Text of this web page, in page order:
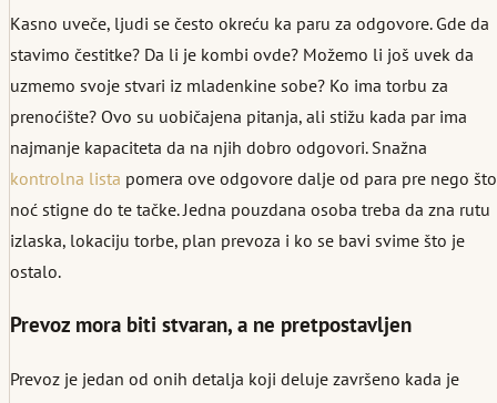
Kasno uveče, ljudi se često okreću ka paru za odgovore. Gde da
stavimo čestitke? Da li je kombi ovde? Možemo li još uvek da
uzmemo svoje stvari iz mladenkine sobe? Ko ima torbu za
prenoćište? Ovo su uobičajena pitanja, ali stižu kada par ima
najmanje kapaciteta da na njih dobro odgovori. Snažna
kontrolna lista pomera ove odgovore dalje od para pre nego što
noć stigne do te tačke. Jedna pouzdana osoba treba da zna rutu
izlaska, lokaciju torbe, plan prevoza i ko se bavi svime što je
ostalo.
Prevoz mora biti stvaran, a ne pretpostavljen
Prevoz je jedan od onih detalja koji deluje završeno kada je